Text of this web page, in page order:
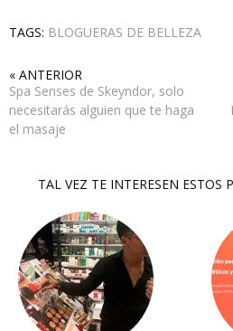
TAGS: BLOGUERAS DE BELLEZA
« ANTERIOR
Spa Senses de Skeyndor, solo
necesitarás alguien que te haga
el masaje
TAL VEZ TE INTERESEN ESTOS